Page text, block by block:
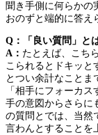
聞き手側に何らかの
おのずと端的に答え
Q：「良い質問」と
A： たとえば、こち
こられるとドキッと
とつい余計なことま
「相手にフォーカ
手の意図からさらに
の質問とでは、当然
言わんとすることを